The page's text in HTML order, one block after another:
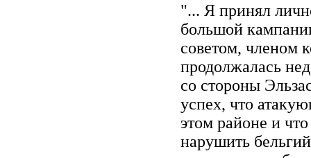
"... Я принял
большой
советом, членом
продолжалась
со стороны
успех, что
этом районе и
нарушить